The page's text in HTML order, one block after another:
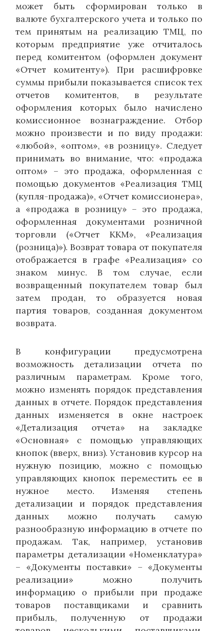
может быть сформирован только в
валюте бухгалтерского учета и только по
тем принятым на реализацию ТМЦ, по
которым предприятие уже отчиталось
перед комитентом (оформлен документ
«Отчет комитенту»). При расшифровке
суммы прибыли показывается список тех
отчетов комитентов, в результате
оформления которых было начислено
комиссионное вознаграждение. Отбор
можно произвести и по виду продажи:
«любой», «оптом», «в розницу». Следует
принимать во внимание, что: «продажа
оптом» – это продажа, оформленная с
помощью документов «Реализация ТМЦ
(купля-продажа)», «Отчет комиссионера»,
а «продажа в розницу» – это продажа,
оформленная документами розничной
торговли («Отчет ККМ», «Реализация
(розница)»). Возврат товара от покупателя
отображается в графе «Реализация» со
знаком минус. В том случае, если
возвращенный покупателем товар был
затем продан, то образуется новая
партия товаров, созданная документом
возврата.
В конфигурации предусмотрена
возможность детализации отчета по
различным параметрам. Кроме того,
можно изменять порядок представления
данных в отчете. Порядок представления
данных изменяется в окне настроек
«Детализация отчета» на закладке
«Основная» с помощью управляющих
кнопок (вверх, вниз). Установив курсор на
нужную позицию, можно с помощью
управляющих кнопок переместить ее в
нужное место. Изменяя степень
детализации и порядок представления
данных можно получать самую
разнообразную информацию в отчете по
продажам. Так, например, установив
параметры детализации «Номенклатура»
– «Документы поставки» – «Документы
реализации» можно получить
информацию о прибыли при продаже
товаров поставщиками и сравнить
прибыль, полученную от продажи